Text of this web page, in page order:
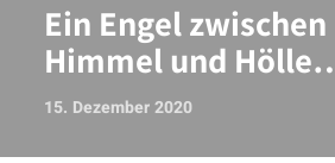
Ein Engel zwischen
Himmel und
15. Dezember 2020